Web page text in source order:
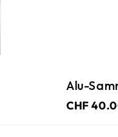
Alu-
CHF